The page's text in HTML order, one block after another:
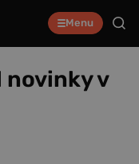
Menu
v